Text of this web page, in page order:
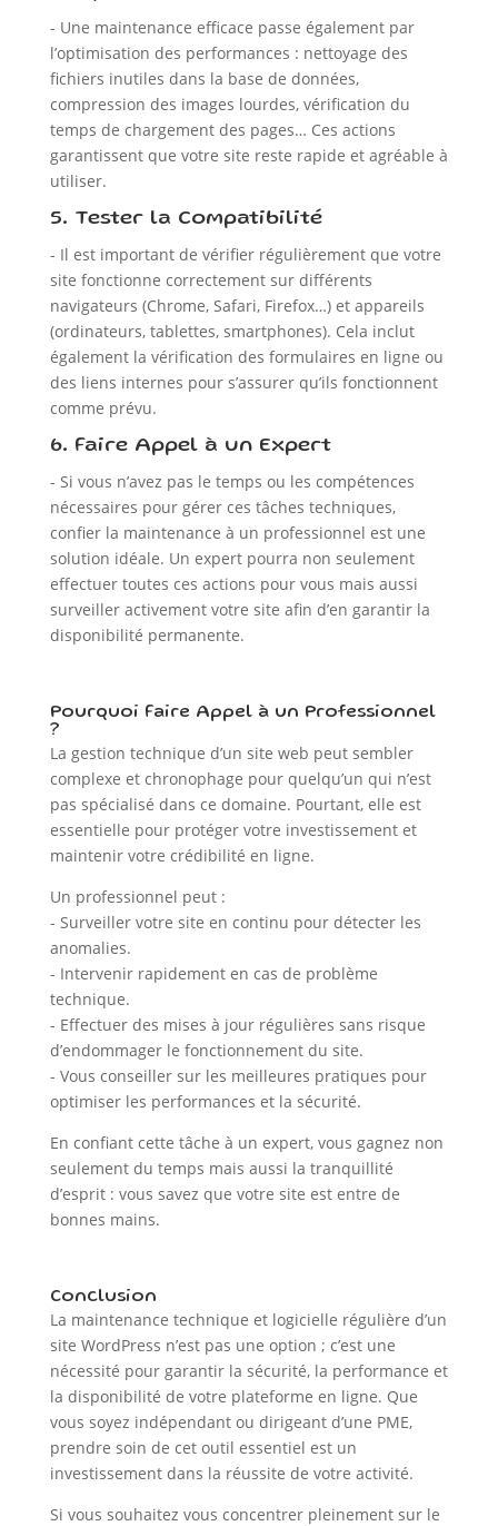
- Une maintenance efficace passe également par
l’optimisation des performances : nettoyage des
fichiers inutiles dans la base de données,
compression des images lourdes, vérification du
temps de chargement des pages… Ces actions
garantissent que votre site reste rapide et agréable à
utiliser.
5. Tester la Compatibilité
- Il est important de vérifier régulièrement que votre
site fonctionne correctement sur différents
navigateurs (Chrome, Safari, Firefox…) et appareils
(ordinateurs, tablettes, smartphones). Cela inclut
également la vérification des formulaires en ligne ou
des liens internes pour s’assurer qu’ils fonctionnent
comme prévu.
6. Faire Appel à un Expert
- Si vous n’avez pas le temps ou les compétences
nécessaires pour gérer ces tâches techniques,
confier la maintenance à un professionnel est une
solution idéale. Un expert pourra non seulement
effectuer toutes ces actions pour vous mais aussi
surveiller activement votre site afin d’en garantir la
disponibilité permanente.
Pourquoi Faire Appel à un Professionnel
?
La gestion technique d’un site web peut sembler
complexe et chronophage pour quelqu’un qui n’est
pas spécialisé dans ce domaine. Pourtant, elle est
essentielle pour protéger votre investissement et
maintenir votre crédibilité en ligne.
Un professionnel peut :
- Surveiller votre site en continu pour détecter les
anomalies.
- Intervenir rapidement en cas de problème
technique.
- Effectuer des mises à jour régulières sans risque
d’endommager le fonctionnement du site.
- Vous conseiller sur les meilleures pratiques pour
optimiser les performances et la sécurité.
En confiant cette tâche à un expert, vous gagnez non
seulement du temps mais aussi la tranquillité
d’esprit : vous savez que votre site est entre de
bonnes mains.
Conclusion
La maintenance technique et logicielle régulière d’un
site WordPress n’est pas une option ; c’est une
nécessité pour garantir la sécurité, la performance et
la disponibilité de votre plateforme en ligne. Que
vous soyez indépendant ou dirigeant d’une PME,
prendre soin de cet outil essentiel est un
investissement dans la réussite de votre activité.
Si vous souhaitez vous concentrer pleinement sur le